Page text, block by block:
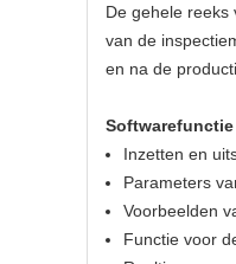
De gehele reeks
van de
en na de
Softwarefunctie
Inzetten en
Parameters
Voorbeelden
Functie voor